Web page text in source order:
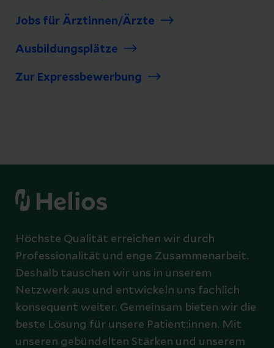
Jobs für Ärztinnen/Ärzte
Ausbildungsplätze
Zur Expressbewerbung
Höchste Qualität erreichen wir durch
Professionalität und enge Zusammenarbeit.
Deshalb tauschen wir uns in unserem
Netzwerk aus und entwickeln uns fachlich
konsequent weiter. Gemeinsam bieten wir die
beste Lösung für unsere Patient:innen. Mit
unseren gebündelten Stärken und unserem